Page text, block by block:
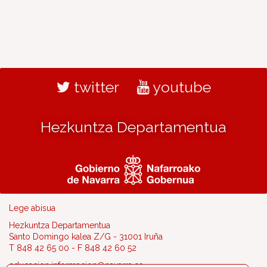
twitter youtube
Hezkuntza Departamentua
Lege abisua
Hezkuntza Departamentua
Santo Domingo kalea Z/G - 31001 Iruña
T 848 42 65 00 - F 848 42 60 52